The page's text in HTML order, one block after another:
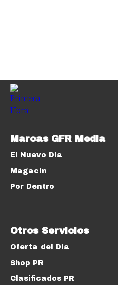
Marcas GFR Media
El Nuevo Día
Magacín
Por Dentro
Otros Servicios
Oferta del Día
Shop PR
Clasificados PR